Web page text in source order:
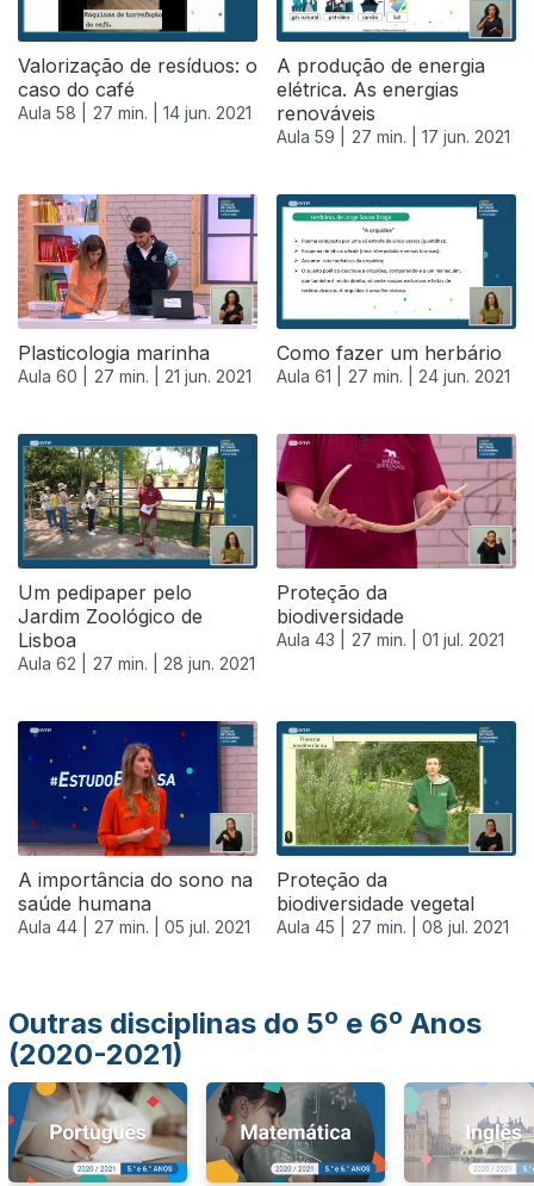
Valorização de resíduos: o
caso do café
Aula 58 | 27 min. | 14 jun. 2021
A produção de energia
elétrica. As energias
renováveis
Aula 59 | 27 min. | 17 jun. 2021
Plasticologia marinha
Aula 60 | 27 min. | 21 jun. 2021
Como fazer um herbário
Aula 61 | 27 min. | 24 jun. 2021
Um pedipaper pelo
Jardim Zoológico de
Lisboa
Aula 62 | 27 min. | 28 jun. 2021
Proteção da
biodiversidade
Aula 43 | 27 min. | 01 jul. 2021
A importância do sono na
saúde humana
Aula 44 | 27 min. | 05 jul. 2021
Proteção da
biodiversidade vegetal
Aula 45 | 27 min. | 08 jul. 2021
556315
Outras disciplinas do 5º e 6º Anos
(2020-2021)